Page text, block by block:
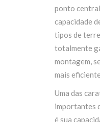
ponto
capacidade
tipos de
totalmente
montagem,
mais
Uma das
importantes
é sua